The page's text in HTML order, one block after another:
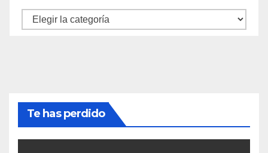
Categorías
Te has perdido